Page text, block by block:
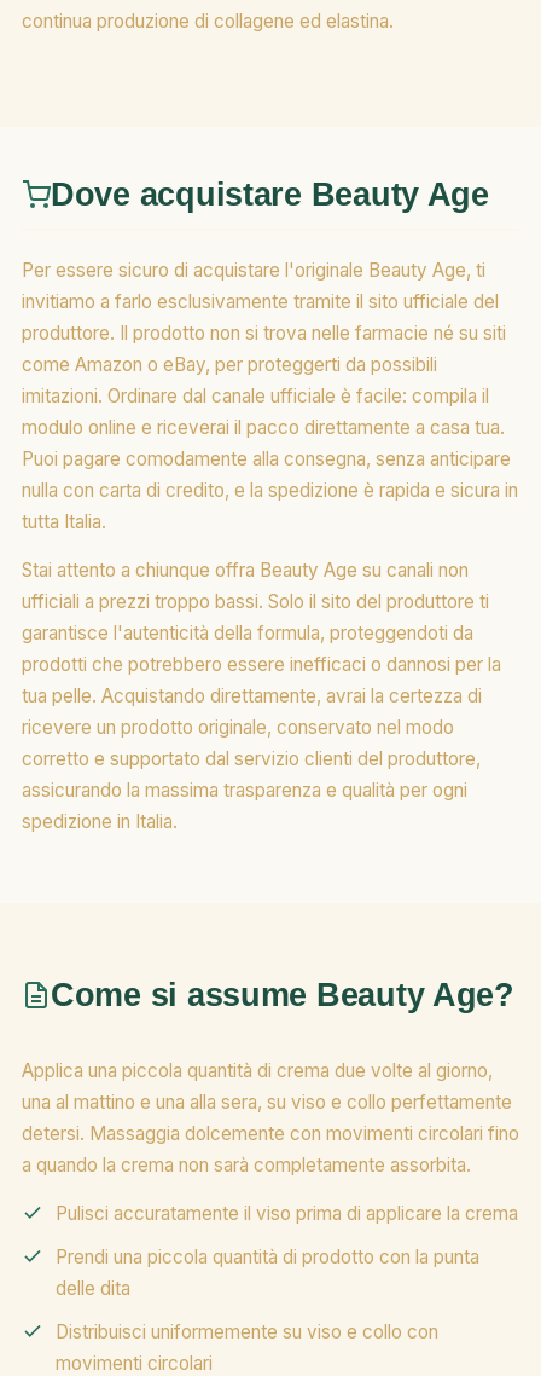
continua produzione di collagene ed elastina.
Dove acquistare Beauty Age
Per essere sicuro di acquistare l'originale Beauty Age, ti
invitiamo a farlo esclusivamente tramite il sito ufficiale del
produttore. Il prodotto non si trova nelle farmacie né su siti
come Amazon o eBay, per proteggerti da possibili
imitazioni. Ordinare dal canale ufficiale è facile: compila il
modulo online e riceverai il pacco direttamente a casa tua.
Puoi pagare comodamente alla consegna, senza anticipare
nulla con carta di credito, e la spedizione è rapida e sicura in
tutta Italia.
Stai attento a chiunque offra Beauty Age su canali non
ufficiali a prezzi troppo bassi. Solo il sito del produttore ti
garantisce l'autenticità della formula, proteggendoti da
prodotti che potrebbero essere inefficaci o dannosi per la
tua pelle. Acquistando direttamente, avrai la certezza di
ricevere un prodotto originale, conservato nel modo
corretto e supportato dal servizio clienti del produttore,
assicurando la massima trasparenza e qualità per ogni
spedizione in Italia.
Come si assume Beauty Age?
Applica una piccola quantità di crema due volte al giorno,
una al mattino e una alla sera, su viso e collo perfettamente
detersi. Massaggia dolcemente con movimenti circolari fino
a quando la crema non sarà completamente assorbita.
Pulisci accuratamente il viso prima di applicare la crema
Prendi una piccola quantità di prodotto con la punta
delle dita
Distribuisci uniformemente su viso e collo con
movimenti circolari